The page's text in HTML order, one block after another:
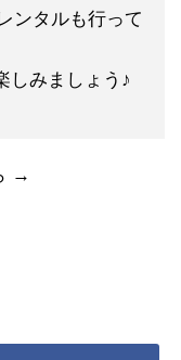
ンタルも行って
しみましょう♪
→